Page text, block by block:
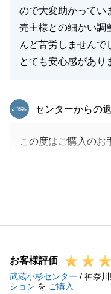
ので大変助かってい
売主様との細かい調
んど苦労しませんで
とても安心感があり
東急リバブル
センターからの
この度はご購入のお
させていただきまし
お打合せも私の要望
ました。
お声がけください。
引き続きよろしくお
お客様評価
武蔵小杉センター / 神奈川
ション を ご購入